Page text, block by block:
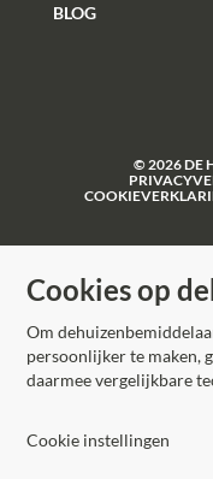
BLOG
© 2026DE
Cookies op
Om
persoonlijker te maken,
daarmee vergelijkbare
Cookie instellingen